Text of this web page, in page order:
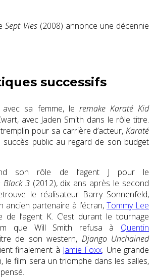
Sept Vies (2008) annonce une décennie
successifs
avec sa femme, le remake Karaté Kid
avec Jaden Smith dans le rôle titre.
pour sa carrière d’acteur, Karaté
public au regard de son budget
son rôle de l’agent J pour le
Black 3 (2012), dix ans après le second
le réalisateur Barry Sonnenfeld,
ancien partenaire à l’écran, Tommy Lee
l’agent K. C’est durant le tournage
que Will Smith refusa à Quentin
de son western, Django Unchained
finalement à Jamie Foxx. Une grande
le film sera un triomphe dans les salles,